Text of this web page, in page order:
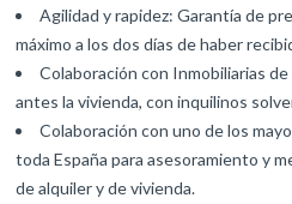
Agilidad y rapidez: Garantía de
máximo a los dos días de haber
Colaboración con Inmobiliarias
antes la vivienda, con inquilinos
Colaboración con uno de los
toda España para asesoramiento y
de alquiler y de vivienda.